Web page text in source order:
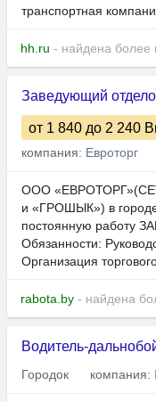
транспортная
hh.ru - найдена более
Заведующий
от 1 840 до 2 240
компания: Евроторг
ООО
и «ГРОШЫК») в
постоянную работу
Обязанности:
Организация
rabota.by - найдена
Водитель-
Городок компания: